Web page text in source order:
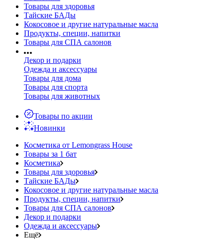
Товары для здоровья
Тайские БАДы
Кокосовое и другие натуральные масла
Продукты, специи, напитки
Товары для СПА салонов
Декор и подарки
Одежда и аксессуары
Товары для дома
Товары для спорта
Товары для животных
Товары по акции
Новинки
Косметика от Lemongrass House
Товары за 1 бат
Косметика
Товары для здоровья
Тайские БАДы
Кокосовое и другие натуральные масла
Продукты, специи, напитки
Товары для СПА салонов
Декор и подарки
Одежда и аксессуары
Ещё